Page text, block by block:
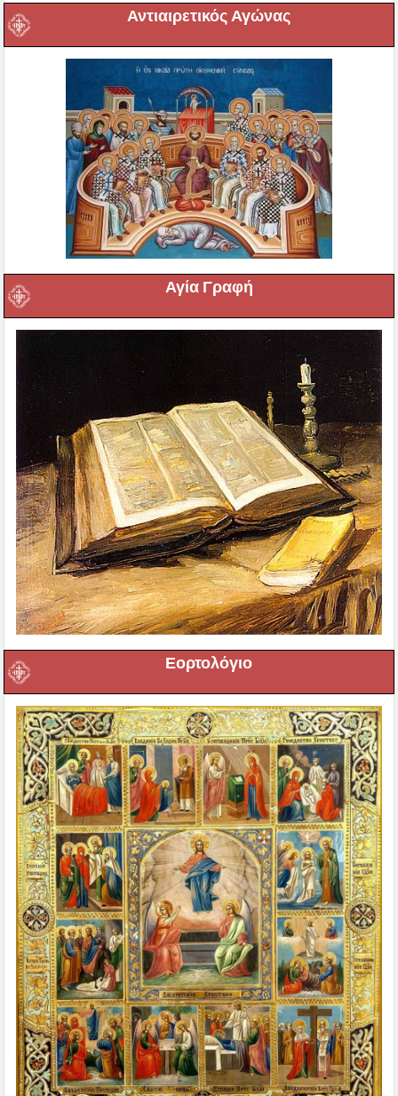
Αντιαιρετικός Αγώνας
Αγία Γραφή
Εορτολόγιο